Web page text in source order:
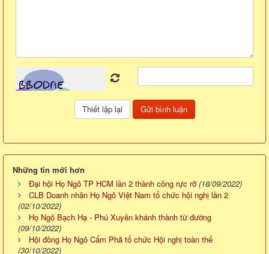
Những tin mới hơn
Đại hội Họ Ngô TP HCM lần 2 thành công rực rỡ (18/09/2022)
CLB Doanh nhân Họ Ngô Việt Nam tổ chức hội nghị lần 2
(02/10/2022)
Họ Ngô Bạch Hạ - Phú Xuyên khánh thành từ đường
(09/10/2022)
Hội đồng Họ Ngô Cẩm Phả tổ chức Hội nghị toàn thể
(30/10/2022)